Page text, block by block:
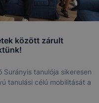
között zárult
Surányis tanulója sikeresen
tanulási célú mobilitását a
Hogyan
A legtöbb
ezt
Felhívjuk